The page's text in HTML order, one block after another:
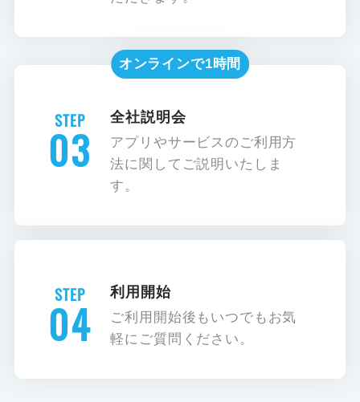
オンラインで1時間
03
全社説明会
アプリやサービスのご利用方
法に関してご説明いたしま
す。
04
利用開始
ご利用開始後もいつでもお気
軽にご質問ください。